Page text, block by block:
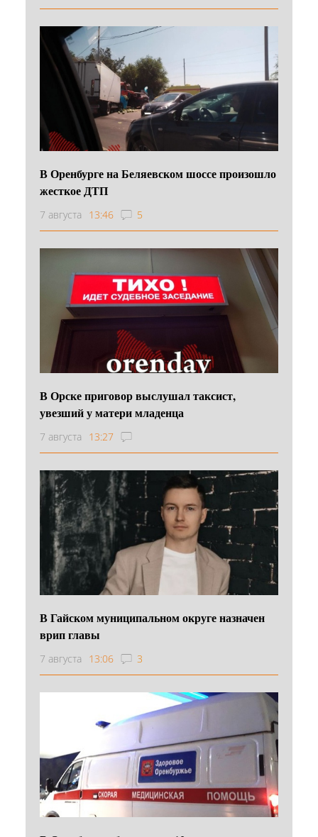
В Оренбурге на Беляевском шоссе произошло
жесткое ДТП
7 августа 13:46 5
В Орске приговор выслушал таксист,
увезший у матери младенца
7 августа 13:27
В Гайском муниципальном округе назначен
врип главы
7 августа 13:06 3